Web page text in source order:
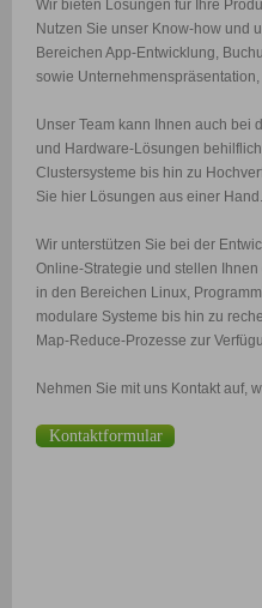
Wir bieten Lösungen für Ihre
Nutzen Sie unser Know-how und
Bereichen App-Entwicklung,
sowie
Unser Team kann Ihnen auch bei
und Hardware-Lösungen
Clustersysteme bis hin zu
Sie hier Lösungen aus einer Hand.
Wir unterstützen Sie bei der
Online-Strategie und stellen
in den Bereichen Linux,
modulare Systeme bis hin zu
Map-Reduce-Prozesse zur
Nehmen Sie mit uns Kontakt auf,
Kontaktformular